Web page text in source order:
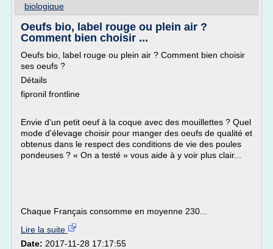
biologique
Oeufs bio, label rouge ou plein air ?
Comment bien choisir ...
Oeufs bio, label rouge ou plein air ? Comment bien choisir
ses oeufs ?
Détails
fipronil frontline
Envie d'un petit oeuf à la coque avec des mouillettes ? Quel
mode d'élevage choisir pour manger des oeufs de qualité et
obtenus dans le respect des conditions de vie des poules
pondeuses ? « On a testé » vous aide à y voir plus clair...
Chaque Français consomme en moyenne 230...
Lire la suite
Date: 2017-11-28 17:17:55